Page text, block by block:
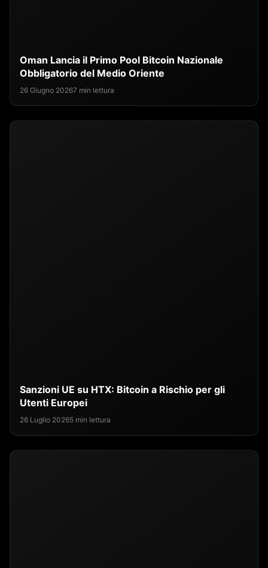
Oman Lancia il Primo Pool Bitcoin Nazionale
Obbligatorio del Medio Oriente
26 Giugno 20267 min lettura
Sanzioni UE su HTX: Bitcoin a Rischio per gli
Utenti Europei
26 Luglio 20265 min lettura